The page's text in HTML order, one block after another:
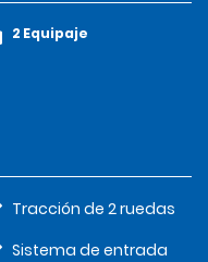
2 Equipaje
Tracción de 2 ruedas
Sistema de entrada